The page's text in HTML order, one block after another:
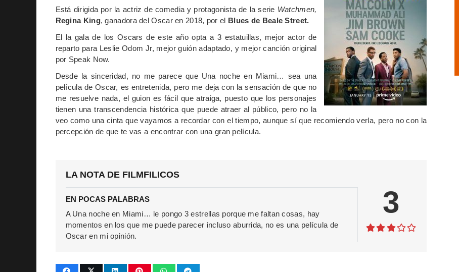
Está dirigida por la actriz de comedia y protagonista de la serie Watchmen,
Regina King, ganadora del Oscar en 2018, por el Blues de Beale Street.
El la gala de los Oscars de este año opta a 3 estatuillas, mejor actor de
reparto para Leslie Odom Jr, mejor guión adaptado, y mejor canción original
por Speak Now.
Desde la sinceridad, no me parece que Una noche en Miami… sea una
película de Oscar, es entretenida, pero me deja con la sensación de que no
me resuelve nada, el guion es fácil que atraiga, puesto que los personajes
tienen una transcendencia histórica que puede atraer al público, pero no la
veo como una cinta que vayamos a recordar con el tiempo, aunque sí que recomiendo verla, pero no con la
percepción de que te vas a encontrar con una gran película.
LA NOTA DE FILMFILICOS
EN POCAS PALABRAS
A Una noche en Miami… le pongo 3 estrellas porque me faltan cosas, hay
momentos en los que me puede parecer incluso aburrida, no es una película de
Oscar en mi opinión.
3